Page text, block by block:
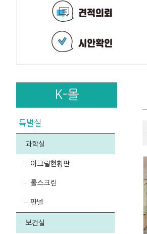
K-몰
특별실
과학실
아크릴현황판
롤스크린
판넬
보건실